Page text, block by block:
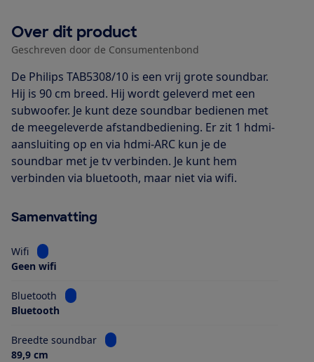
Over dit product
Geschreven door de Consumentenbond
De Philips TAB5308/10 is een vrij grote soundbar.
Hij is 90 cm breed. Hij wordt geleverd met een
subwoofer. Je kunt deze soundbar bedienen met
de meegeleverde afstandbediening. Er zit 1 hdmi-
aansluiting op en via hdmi-ARC kun je de
soundbar met je tv verbinden. Je kunt hem
verbinden via bluetooth, maar niet via wifi.
Samenvatting
Wifi
Bekijk informatie voor Wifi
Geen wifi
Bluetooth
Bekijk informatie voor Bluetooth
Bluetooth
Breedte soundbar
Bekijk informatie voor Breedte soundbar
89,9 cm